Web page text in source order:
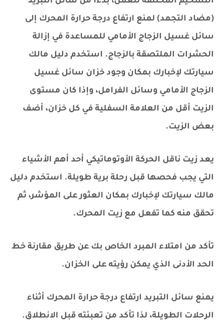
(مضاد التجمد) لمنع ارتفاع درجة حرارة المحرك إلى
سائل غسيل الزجاج الأمامي للمساعدة في إزالة
الحشرات الملتصقة بالزجاج. استخدم دليل مالك
سيارتك لإخبارك بمكان وجود خزان سائل غسيل
الزجاج الأمامي وسائل الفرامل، وإذا كان مستوى
الزيت أقل من العلامة السفلية في كل خزان، أضف
بعض الزيت.
يعد زيت ناقل الحركة الأوتوماتيكي أحد أهم الأشياء
التي يجب فحصها قبل رحلة برية طويلة. استخدم دليل
مالك سيارتك لإخبارك بمكان العثور على المؤشر، ثم
تحقق منه كما تفعل مع زيت المحرك.
تأكد من امتلاء المبرد الخاص بك عن طريق مقارنة خط
الحد الأدنى الذي يمكن رؤيته على الخزان.
يمنع سائل التبريد ارتفاع درجة حرارة المحرك أثناء
الرحلات الطويلة، لذا تأكد من تعبئته قبل الانطلاق.